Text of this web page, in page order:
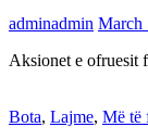
adminadmin March
Aksionet e ofruesit
Bota, Lajme, Më të